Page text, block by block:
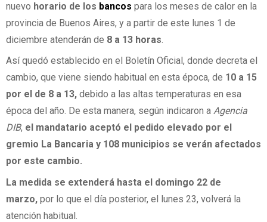
nuevo horario de los bancos para los meses de calor en la
provincia de Buenos Aires, y a partir de este lunes 1 de
diciembre atenderán de 8 a 13 horas.
Así quedó establecido en el Boletín Oficial, donde decreta el
cambio, que viene siendo habitual en esta época, de 10 a 15
por el de 8 a 13, debido a las altas temperaturas en esa
época del año. De esta manera, según indicaron a Agencia
DIB, el mandatario aceptó el pedido elevado por el
gremio La Bancaria y 108 municipios se verán afectados
por este cambio.
La medida se extenderá hasta el domingo 22 de
marzo, por lo que el día posterior, el lunes 23, volverá la
atención habitual.